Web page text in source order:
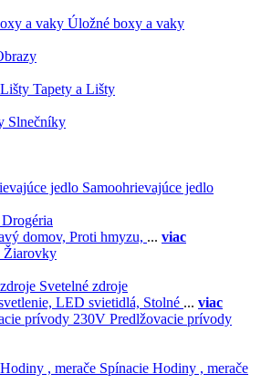
Úložné boxy a vaky
Tapety a Lišty
Slnečníky
Samoohrievajúce jedlo
Drogéria
domov, Proti hmyzu, ... viac
Žiarovky
Svetelné zdroje
LED svietidlá, Stolné ... viac
Predlžovacie prívody
Spínacie Hodiny , merače